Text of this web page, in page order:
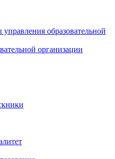
образовательной
организации